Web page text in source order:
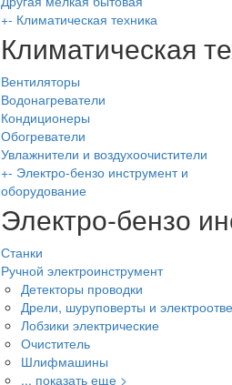
+- Климатическая техника
Климатическая
Вентиляторы
Водонагреватели
Кондиционеры
Обогреватели
Увлажнители и воздухоочистители
+- Электро-бензо инструмент и
оборудование
Электро-бензо
Станки
Ручной электроинструмент
Детекторы проводки
Дрели, шуруповерты и
Лобзики электрические
Очиститель
Шлифмашины
... показать еще >